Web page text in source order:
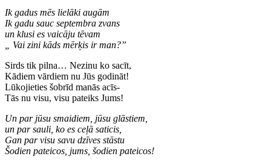
Ik gadus mēs lielāki augām
Ik gadu sauc septembra zvans
un klusi es vaicāju tēvam
„ Vai zini kāds mērķis ir man?”
Sirds tik pilna… Nezinu ko sacīt,
Kādiem vārdiem nu Jūs godināt!
Lūkojieties šobrīd manās acīs-
Tās nu visu, visu pateiks Jums!
Un par jūsu smaidiem, jūsu glāstiem,
un par sauli, ko es ceļā saticis,
Gan par visu savu dzīves stāstu
Šodien pateicos, jums, šodien pateicos!